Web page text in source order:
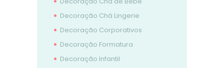
Decoração Chá Lingerie
Decoração Corporativos
Decoração Formatura
Decoração Infantil